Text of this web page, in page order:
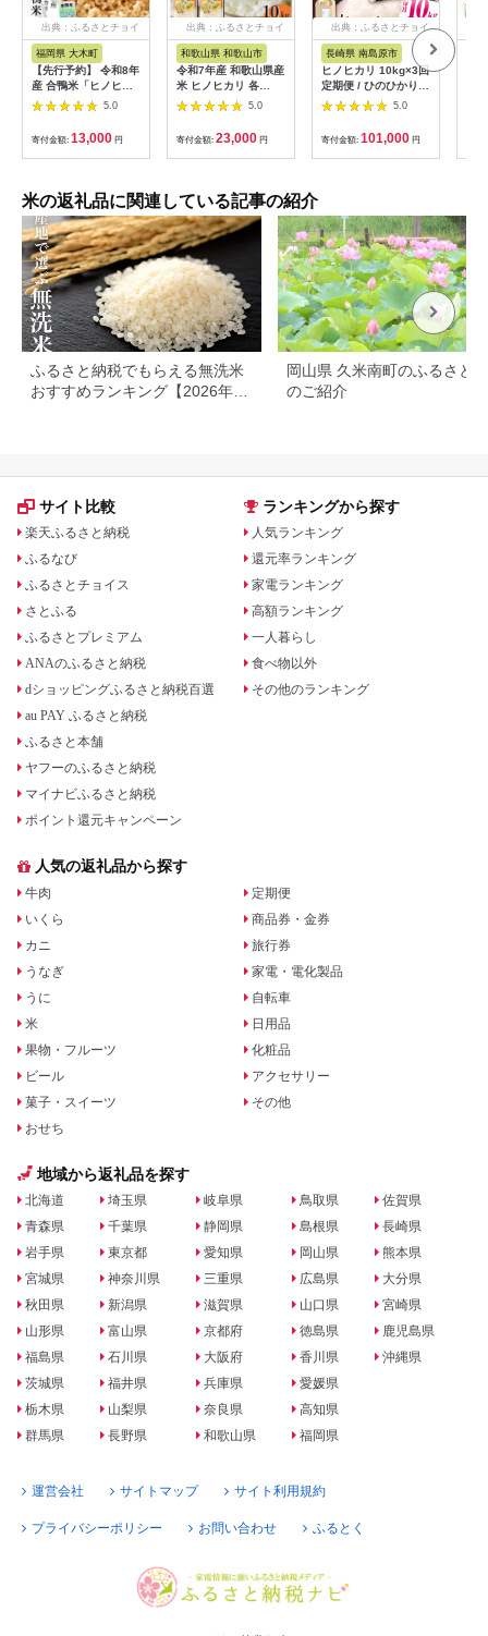
出典：ふるさとチョイ
ス
福岡県 大木町
【先行予約】 令和8年
産 合鴨米「ヒノヒカ
リ」（玄米・5kg）
5.0
寄付金額: 13,000 円
出典：ふるさとチョイ
ス
和歌山県 和歌山市
令和7年産 和歌山県産
米 ヒノヒカリ 各
5kg×2袋
5.0
寄付金額: 23,000 円
出典：ふるさとチョイ
長崎県 南島原市
ヒノヒカリ 10kg×3回
定期便 / ひのひかり
米 お米 こめ コメ 精
米 / 南島原市 / 林田米
穀店 [SCO006]
5.0
寄付金額: 101,000 円
米の返礼品に関連している記事の紹介
ふるさと納税でもらえる無洗米
おすすめランキング【2026年最
岡山県 久米南町のふるさと
のご紹介
サイト比較
楽天ふるさと納税
ふるなび
ふるさとチョイス
さとふる
ふるさとプレミアム
ANAのふるさと納税
dショッピングふるさと納税百選
au PAY ふるさと納税
ふるさと本舗
ヤフーのふるさと納税
マイナビふるさと納税
ポイント還元キャンペーン
ランキングから探す
人気ランキング
還元率ランキング
家電ランキング
高額ランキング
一人暮らし
食べ物以外
その他のランキング
人気の返礼品から探す
牛肉
いくら
カニ
うなぎ
うに
米
果物・フルーツ
ビール
菓子・スイーツ
おせち
定期便
商品券・金券
旅行券
家電・電化製品
自転車
日用品
化粧品
アクセサリー
その他
地域から返礼品を探す
北海道
青森県
岩手県
宮城県
秋田県
山形県
福島県
茨城県
栃木県
群馬県
埼玉県
千葉県
東京都
神奈川県
新潟県
富山県
石川県
福井県
山梨県
長野県
岐阜県
静岡県
愛知県
三重県
滋賀県
京都府
大阪府
兵庫県
奈良県
和歌山県
鳥取県
島根県
岡山県
広島県
山口県
徳島県
香川県
愛媛県
高知県
福岡県
佐賀県
長崎県
熊本県
大分県
宮崎県
鹿児島県
沖縄県
運営会社 サイトマップ サイト利用規約
プライバシーポリシー お問い合わせ ふるとく